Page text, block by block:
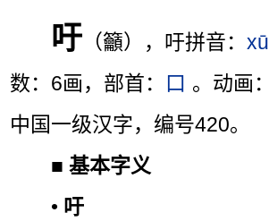
吁 （籲），吁拼音：xū
数：6画，部首：
口 。动画：
中国一级汉字，编号420。
■基本字义
• 吁